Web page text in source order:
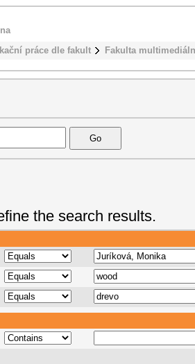
práce dle fakult Fakulta
the search results.